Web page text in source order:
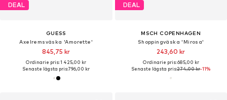
DEAL
GUESS
Axelremsväska 'Amorette'
845,75 kr
Ordinarie pris: 1 425,00 kr
Senaste lägsta pris:796,00 kr
DEAL
MSCH COPENHAGEN
Shoppingväska 'Mirosa'
243,60 kr
Ordinarie pris: 685,00 kr
Senaste lägsta pris:274,00 kr-11%